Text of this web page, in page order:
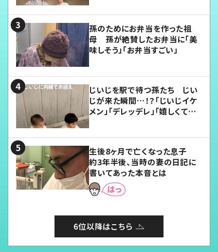
孫のためにお弁当を作った祖
母 孫が絶賛したお弁当に「美
味しそう」「お弁当すごい」
じいじを駅で待つ孫たち じい
じが来た瞬間…！？「じいじイケ
メン」「デレッデレ」「嬉しくて可
生後8ヶ月で亡くなった息子
約3年半後、当時の妻の日記に
書いてあった本音とは
6位以降はこちら